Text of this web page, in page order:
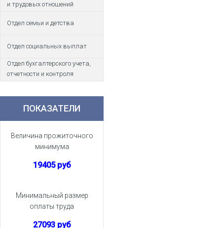
и трудовых отношений
Отдел семьи и детства
Отдел социальных выплат
Отдел бухгалтерского учета,
отчетности и контроля
ПОКАЗАТЕЛИ
Величина прожиточного
минимума
19405 руб
Минимальный размер
оплаты труда
27093 руб